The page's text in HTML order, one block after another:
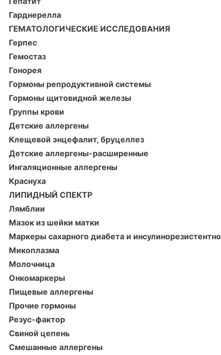
Гарднерелла
ГЕМАТОЛОГИЧЕСКИЕ ИССЛЕДОВАНИЯ
Герпес
Гемостаз
Гонорея
Гормоны репродуктивной системы
Гормоны щитовидной железы
Группы крови
Детские аллергены
Клещевой энцефалит, бруцеллез
Детские аллергены-расширенные
Ингаляционные аллергены
Краснуха
ЛИПИДНЫЙ СПЕКТР
Лямблии
Мазок из шейки матки
Маркеры сахарного диабета и
Микоплазма
Молочница
Онкомаркеры
Пищевые аллергены
Прочие гормоны
Резус-фактор
Свиной цепень
Смешанные аллергены